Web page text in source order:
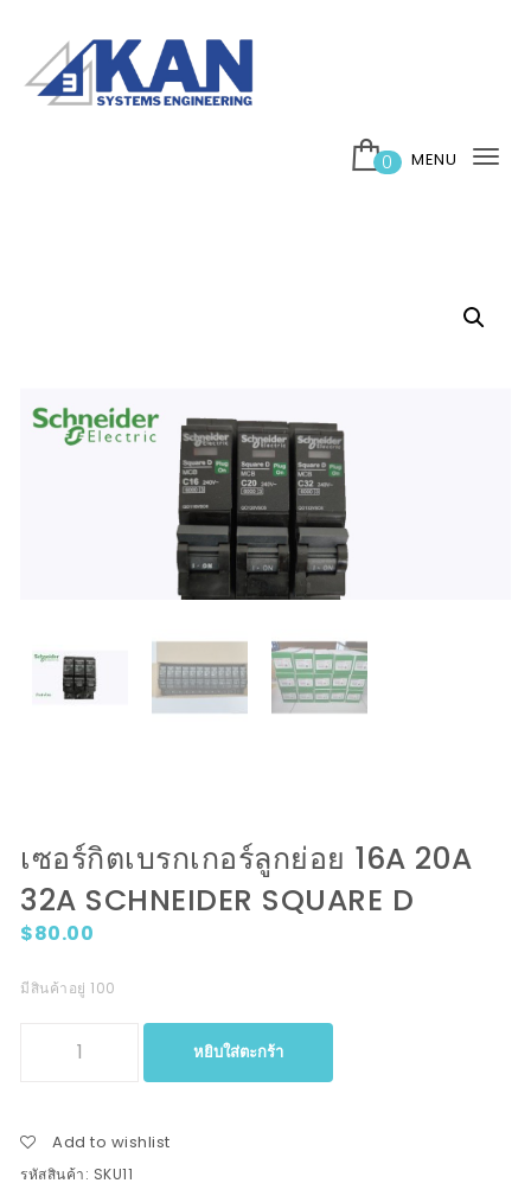
0 MENU
เซอร์กิตเบรกเกอร์ลูกย่อย 16A 20A
32A SCHNEIDER SQUARE D
$80.00
มีสินค้าอยู่ 100
จำนวน เซอร์กิตเบรกเกอร์ลูกย่อย 16A 20A 32A Schneider Square
หยิบใส่ตะกร้า
Add to wishlist
รหัสสินค้า: SKU11